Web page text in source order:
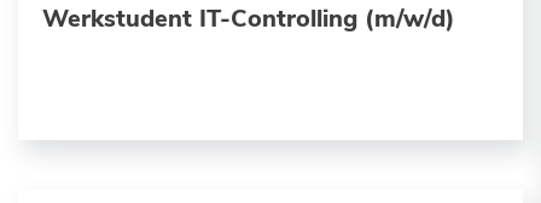
Werkstudent IT-Controlling (m/w/d)